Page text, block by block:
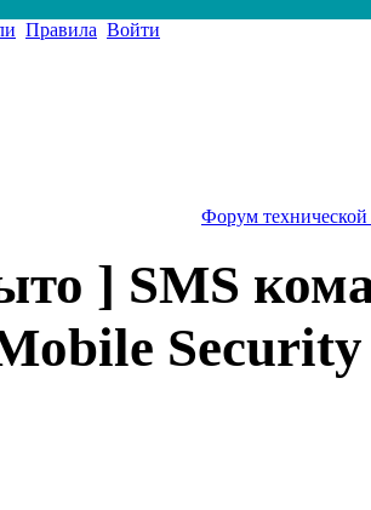
Правила Войти
Форум
] SMS